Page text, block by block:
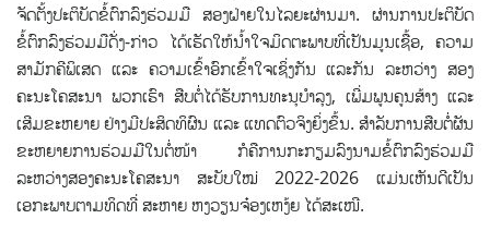
ຈັດຕັ້ງປະຕິບັດຂໍ້ຕົກລົງຮ່ວມມື ສອງຝ່າຍໃນໄລຍະຜ່ານມາ. ຜ່ານການປະຕິບັດ
ຂໍ້ຕົກລົງຮ່ວມມືດັ່ງ-ກ່າວ ໄດ້ເຮັດໃຫ້ນໍ້າໃຈມິດຕະພາບທີ່ເປັນມູນເຊື້ອ, ຄວາມ
ສາມັກຄີພິເສດ ແລະ ຄວາມເຂົ້າອົກເຂົ້າໃຈເຊິ່ງກັນ ແລະກັນ ລະຫວ່າງ ສອງ
ຄະນະໂຄສະນາ ພວກເຮົາ ສືບຕໍ່ໄດ້ຮັບການທະນຸບໍາລຸງ, ເພີ່ມພູນຄູນສ້າງ ແລະ
ເສີມຂະຫຍາຍ ຢ່າງມີປະສິດທິຜົນ ແລະ ແທດຕົວຈິງຍິ່ງຂຶ້ນ. ສໍາລັບການສືບຕໍ່ຜັນ
ຂະຫຍາຍການຮ່ວມມືໃນຕໍ່ໜ້າ ກໍຄືການກະກຽມລົງນາມຂໍ້ຕົກລົງຮ່ວມມື
ລະຫວ່າງສອງຄະນະໂຄສະນາ ສະບັບໃໝ່ 2022-2026 ແມ່ນເຫັນດີເປັນ
ເອກະພາບຕາມທິດທີ່ ສະຫາຍ ຫງວຽນຈ໋ອງເຫງ້ຍ ໄດ້ສະເໜີ.